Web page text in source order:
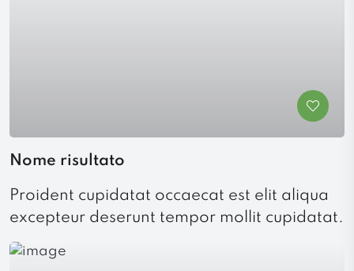
Nome risultato
Proident cupidatat occaecat est elit aliqua
excepteur deserunt tempor mollit cupidatat.